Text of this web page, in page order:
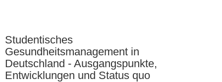
Studentisches
Gesundheitsmanagement in
Deutschland - Ausgangspunkte,
Entwicklungen und Status quo